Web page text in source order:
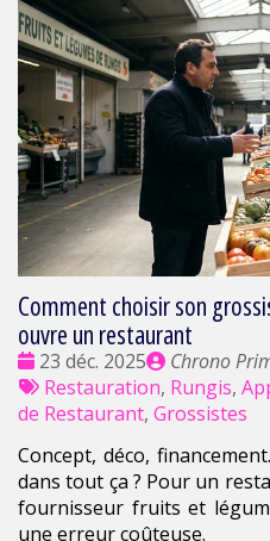
Comment choisir son
ouvre un restaurant
Date
:
23 déc. 2025
Publié
par
Chrono
Tags
:
Restauration, Rungis,
de Restaurant, Grossistes
Concept, déco,
dans tout ça ? Pour un
fournisseur fruits et
une erreur coûteuse.